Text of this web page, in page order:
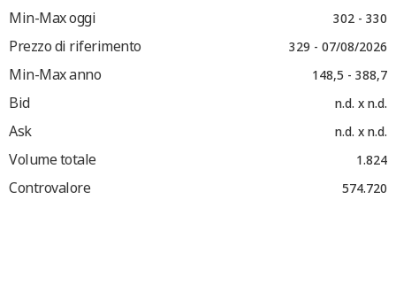
Min-Max oggi 302 - 330
Prezzo di riferimento 329 - 07/08/2026
Min-Max anno 148,5 - 388,7
Bid n.d. x n.d.
Ask n.d. x n.d.
Volume totale 1.824
Controvalore 574.720